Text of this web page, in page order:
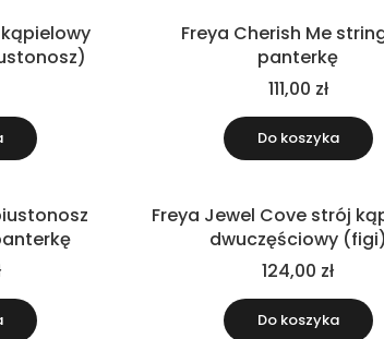
kąpielowy
Freya Cherish Me
panterkę
111,00 zł
Do koszyka
Freya Jewel Cove strój
dwuczęściowy (figi)
124,00 zł
Do koszyka